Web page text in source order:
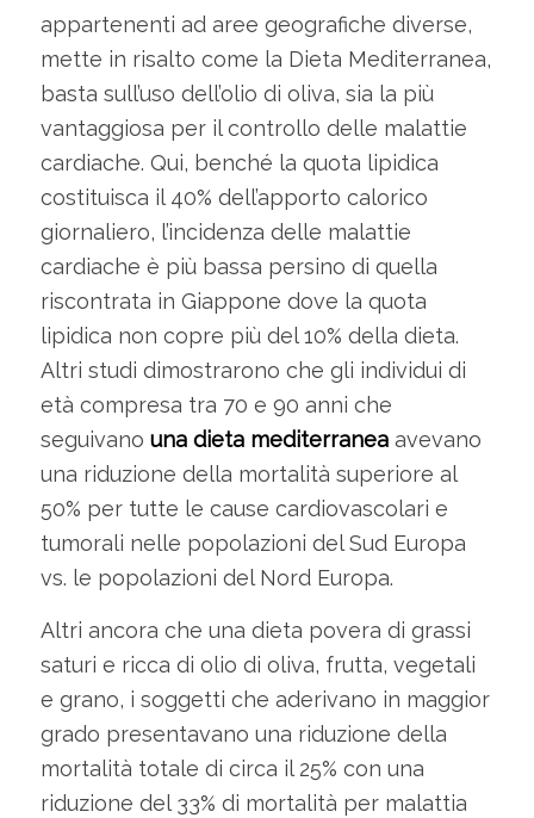
appartenenti ad aree geografiche diverse,
mette in risalto come la Dieta Mediterranea,
basta sull’uso dell’olio di oliva, sia la più
vantaggiosa per il controllo delle malattie
cardiache. Qui, benché la quota lipidica
costituisca il 40% dell’apporto calorico
giornaliero, l’incidenza delle malattie
cardiache è più bassa persino di quella
riscontrata in Giappone dove la quota
lipidica non copre più del 10% della dieta.
Altri studi dimostrarono che gli individui di
età compresa tra 70 e 90 anni che
seguivano una dieta mediterraneaavevano
una riduzione della mortalità superiore al
50% per tutte le cause cardiovascolari e
tumorali nelle popolazioni del Sud Europa
vs. le popolazioni del Nord Europa.
Altri ancora che una dieta povera di grassi
saturi e ricca di olio di oliva, frutta, vegetali
e grano, i soggetti che aderivano in maggior
grado presentavano una riduzione della
mortalità totale di circa il 25% con una
riduzione del 33% di mortalità per malattia